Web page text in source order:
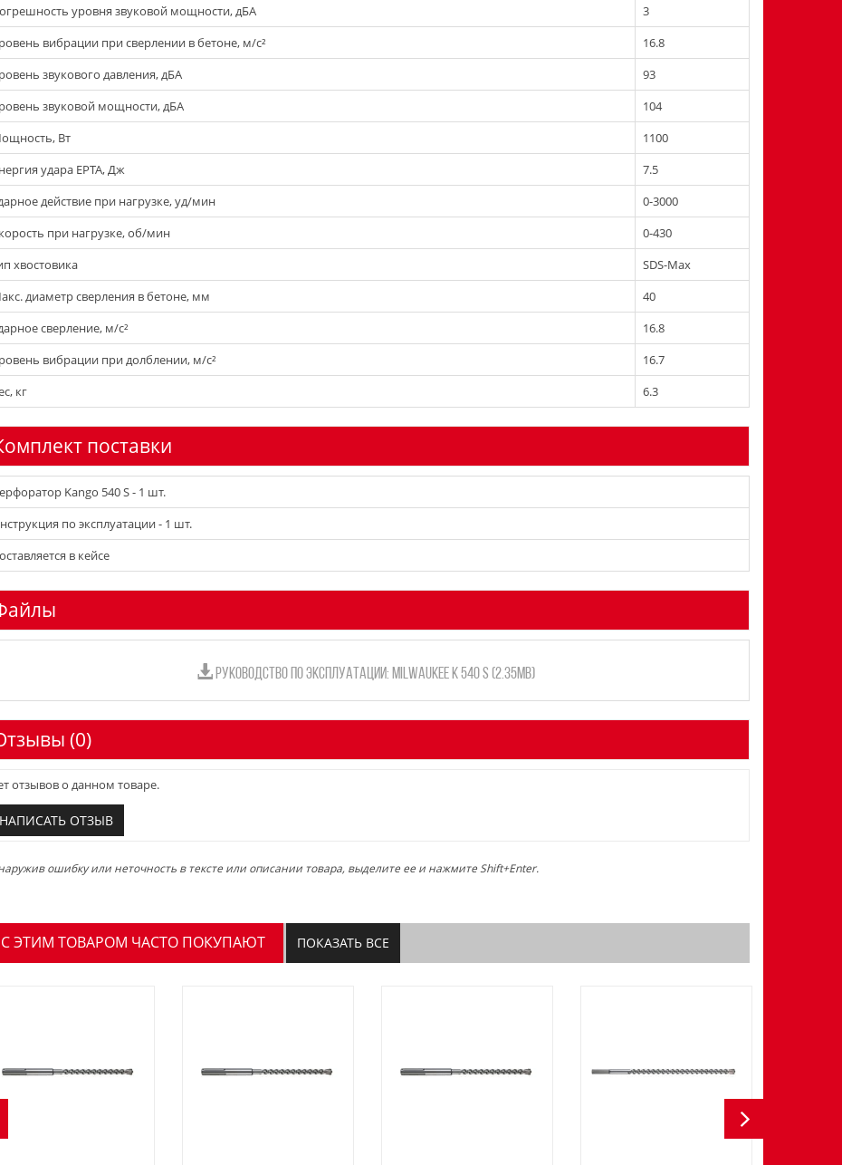
уровня звуковой мощности, дБА
3
вибрации при сверлении в бетоне, м/с²
16.8
звукового давления, дБА
93
звуковой мощности, дБА
104
Вт
1100
удара EPTA, Дж
7.5
действие при нагрузке, уд/мин
0-3000
при нагрузке, об/мин
0-430
хвостовика
SDS-Max
диаметр сверления в бетоне, мм
40
сверление, м/c²
16.8
вибрации при долблении, м/с²
16.7
кг
6.3
поставки
Kango 540 S - 1 шт.
по эксплуатации - 1 шт.
в кейсе
РУКОВОДСТВО ПО ЭКСПЛУАТАЦИИ: MILWAUKEE K 540 S (2.35MB)
(0)
отзывов о данном товаре.
НАПИСАТЬ ОТЗЫВ
ошибку или неточность в тексте или описании товара, выделите ее и нажмите Shift+Enter.
C ЭТИМ ТОВАРОМ ЧАСТО ПОКУПАЮТ ПОКАЗАТЬ ВСЕ